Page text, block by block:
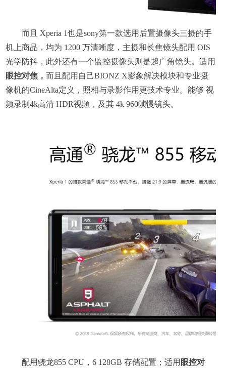
而且 Xperia 1也是sony第一款选用后置摄像头三摄的手
机上商品，均为 1200 万清晰度，主摄和长焦镜头配用 OIS
光学防抖，此外还有一个监控摄像头则是超广角镜头。适用
眼控对焦， 而且配用自己BIONZ X影象解决模块和专业摄
像机的CineAlta定义，照相与录影作用更技术专业。能够 视
频录制4k高清 HDR视頻，及其 4k 960帧慢镜头。
配用骁龙855 CPU，6 128GB 存储配置；适用 眼控对